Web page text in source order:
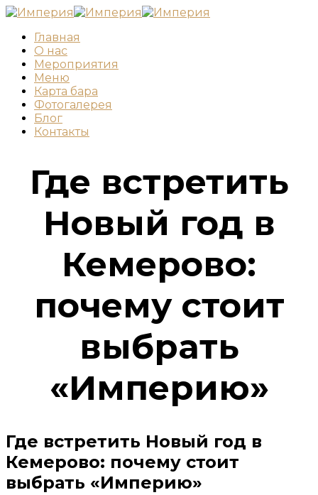
Главная
О нас
Мероприятия
Меню
Карта бара
Фотогалерея
Блог
Контакты
Где встретить
Новый год в
Кемерово:
почему стоит
выбрать
«Империю»
Где встретить Новый год в
Кемерово: почему стоит
выбрать «Империю»